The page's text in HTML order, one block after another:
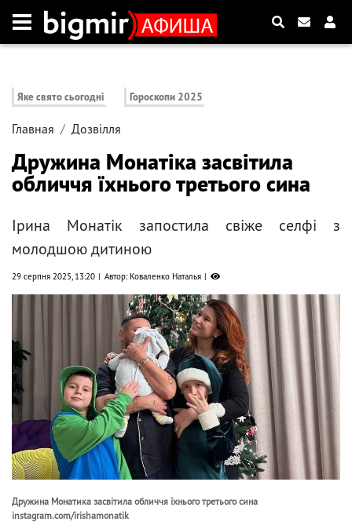
Яке свято сьогодні Гороскопи 2025
Главная Дозвілля
Дружина Монатіка засвітила
обличчя їхнього третього сина
Ірина Монатік запостила свіже селфі з
молодшою ​​дитиною
29 серпня 2025, 13:20 Автор: Коваленко Наталья
Дружина Монатика засвітила обличчя їхнього третього сина
instagram.com/irishamonatik